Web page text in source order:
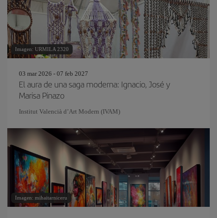
Imagen: URMILA 2320
03 mar 2026 - 07 feb 2027
El aura de una saga moderna: Ignacio, José y
Marisa Pinazo
Institut Valencià d’Art Modern (IVAM)
Imagen: mihaitarniceru